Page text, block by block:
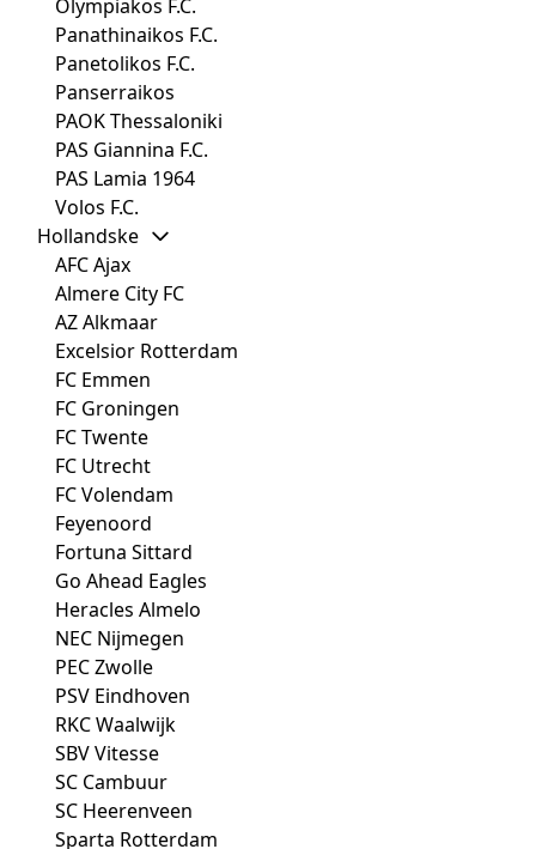
Olympiakos F.C.
Panathinaikos F.C.
Panetolikos F.C.
Panserraikos
PAOK Thessaloniki
PAS Giannina F.C.
PAS Lamia 1964
Volos F.C.
Hollandske
AFC Ajax
Almere City FC
AZ Alkmaar
Excelsior Rotterdam
FC Emmen
FC Groningen
FC Twente
FC Utrecht
FC Volendam
Feyenoord
Fortuna Sittard
Go Ahead Eagles
Heracles Almelo
NEC Nijmegen
PEC Zwolle
PSV Eindhoven
RKC Waalwijk
SBV Vitesse
SC Cambuur
SC Heerenveen
Sparta Rotterdam